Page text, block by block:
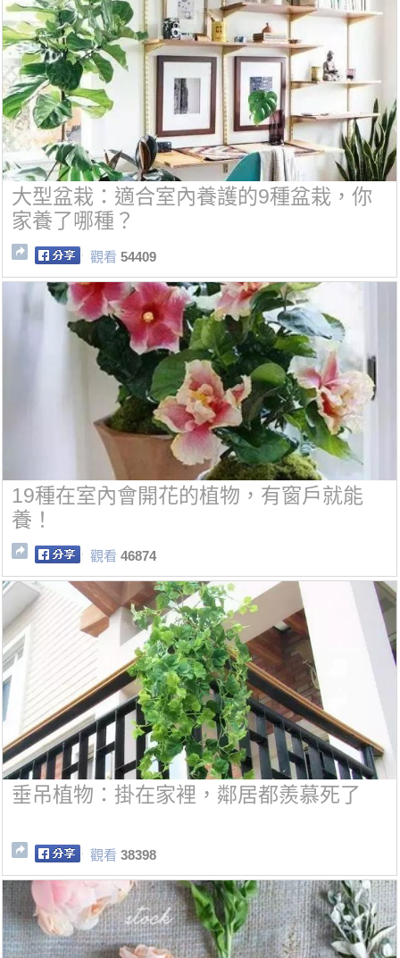
大型盆栽：適合室內養護的9種盆栽，你
家養了哪種？
觀看 54409
19種在室內會開花的植物，有窗戶就能
養！
觀看 46874
垂吊植物：掛在家裡，鄰居都羨慕死了
觀看 38398